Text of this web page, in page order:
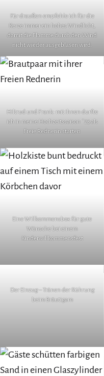
Für draußen empfehle ich für die
Kerze immer ein hohes Windlicht,
damit die Flamme durch den Wind
nicht wieder ausgeblasen wird.
Hiltrud und Frank: mit ihnen durfte
ich in meine Hochzeitssaison ´23 als
Freie Rednerin starten
Eine Willkommensbox für gute
Wünsche bei einem
Kinderwillkommensfest
Der Einzug – Tränen der Rührung
beim Bräutigam